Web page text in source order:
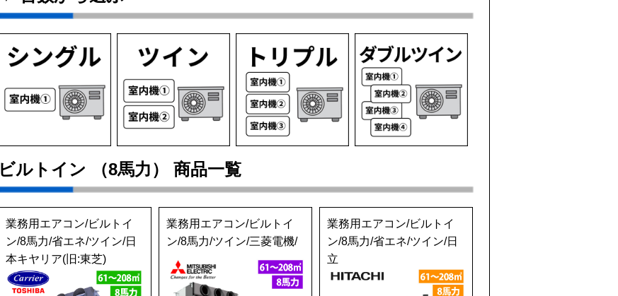
ビルトイン （8馬力） 商品一覧
業務用エアコン/ビルトイ
ン/8馬力/省エネ/ツイン/日
本キヤリア(旧:東芝)
業務用エアコン/ビルトイ
ン/8馬力/ツイン/三菱電機/
業務用エアコン/ビルトイ
ン/8馬力/省エネ/ツイン/日
立